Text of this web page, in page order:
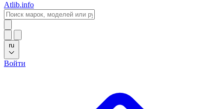
Atlib.info
ru
Войти